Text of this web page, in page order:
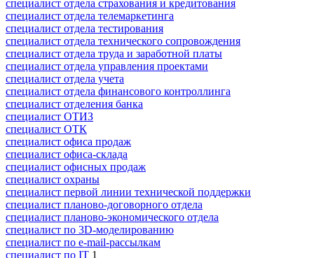
специалист отдела страхования и кредитования
специалист отдела телемаркетинга
специалист отдела тестирования
специалист отдела технического сопровождения
специалист отдела труда и заработной платы
специалист отдела управления проектами
специалист отдела учета
специалист отдела финансового контроллинга
специалист отделения банка
специалист ОТИЗ
специалист ОТК
специалист офиса продаж
специалист офиса-склада
специалист офисных продаж
специалист охраны
специалист первой линии технической поддержки
специалист планово-договорного отдела
специалист планово-экономического отдела
специалист по 3D-моделированию
специалист по e-mail-рассылкам
специалист по IT 1